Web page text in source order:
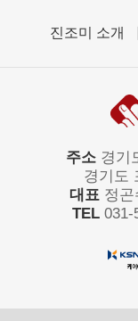
진조미 소개
주소 경기
경기도
대표 정곤
TEL031-